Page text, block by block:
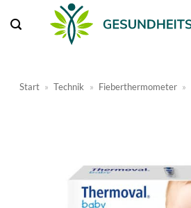
Inhalt
Start » Technik » Fieberthermometer »